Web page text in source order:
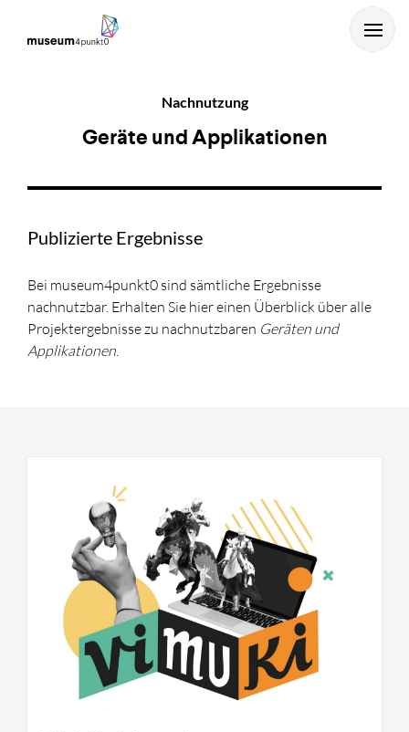
...und mit Enter starten.
Nachnutzung
Geräte und Applikationen
Publizierte Ergebnisse
Bei museum4punkt0 sind sämtliche Ergebnisse
nachnutzbar. Erhalten Sie hier einen Überblick über alle
Projektergebnisse zu nachnutzbaren Geräten und
Applikationen.